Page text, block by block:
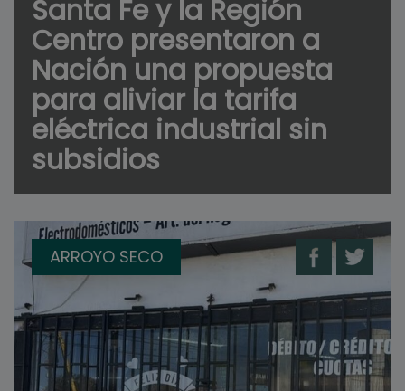
Santa Fe y la Región
Centro presentaron a
Nación una propuesta
para aliviar la tarifa
eléctrica industrial sin
subsidios
ARROYO SECO